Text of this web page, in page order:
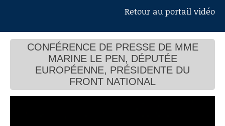
RECHERCHE
AIDE À LA DÉCOUPE
DE VIDÉOS
Questions au Gouvernement
Commissions
Présidence
Évènements
Connaissance, Histoire
Retour au portail vidéo
CONFÉRENCE DE PRESSE DE MME
MARINE LE PEN, DÉPUTÉE
EUROPÉENNE, PRÉSIDENTE DU
FRONT NATIONAL